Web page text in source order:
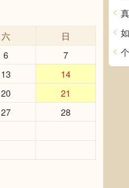
六
日
6
7
13
14
20
21
27
28